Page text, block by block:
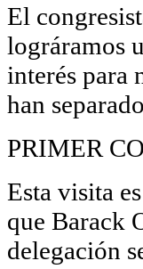
El
lográramos
interés para
han
PRIMER
Esta visita
que Barack
delegación